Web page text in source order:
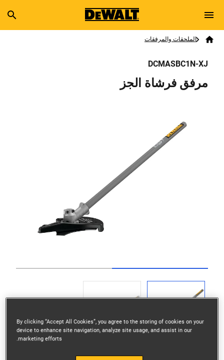
Skip to main content
Search
Breadcrumb
الملحقات والمرفقات
Go to slide 1
Go to slide 2
DCMASBC1N-XJ
مرفق فرشاة الجز
By clicking “Accept All Cookies”, you agree to the storing of cookies on your
device to enhance site navigation, analyze site usage, and assist in our
marketing efforts.